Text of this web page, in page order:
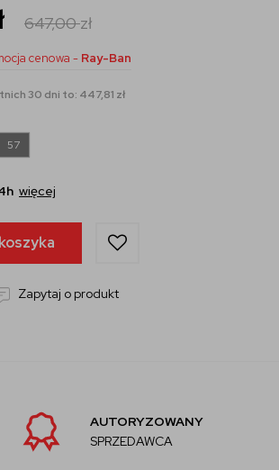
647,00zł
cenowa - Ray-Ban
30 dni to: 447,81 zł
57
więcej
Zapytaj o produkt
AUTORYZOWANY
SPRZEDAWCA